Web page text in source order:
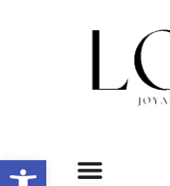
Abrir barra de herramientas